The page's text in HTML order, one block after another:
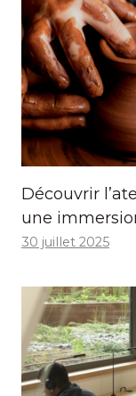
Découvrir
une
30 juillet 2025